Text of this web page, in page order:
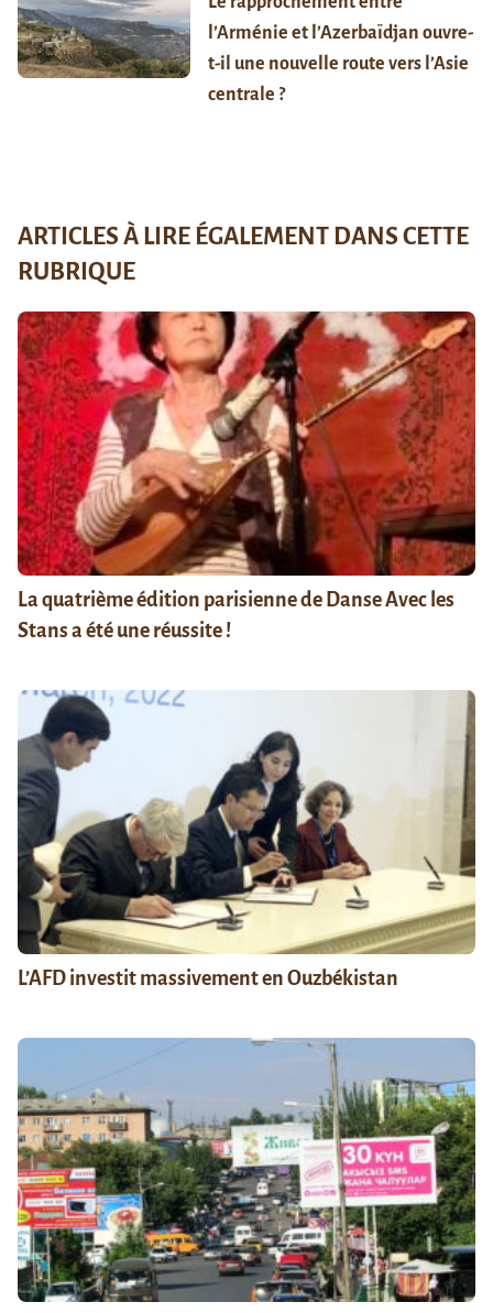
l’Arménie et l’Azerbaïdjan ouvre-
t-il une nouvelle route vers l’Asie
centrale ?
ARTICLES À LIRE ÉGALEMENT DANS CETTE
RUBRIQUE
La quatrième édition parisienne de Danse Avec les
Stans a été une réussite !
L’AFD investit massivement en Ouzbékistan